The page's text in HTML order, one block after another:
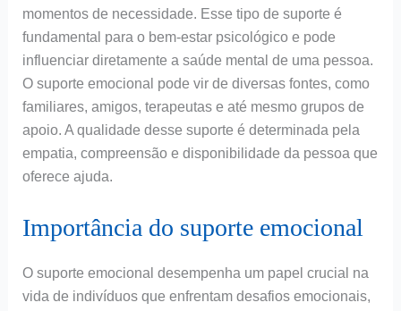
momentos de necessidade. Esse tipo de suporte é
fundamental para o bem-estar psicológico e pode
influenciar diretamente a saúde mental de uma pessoa.
O suporte emocional pode vir de diversas fontes, como
familiares, amigos, terapeutas e até mesmo grupos de
apoio. A qualidade desse suporte é determinada pela
empatia, compreensão e disponibilidade da pessoa que
oferece ajuda.
Importância do suporte emocional
O suporte emocional desempenha um papel crucial na
vida de indivíduos que enfrentam desafios emocionais,